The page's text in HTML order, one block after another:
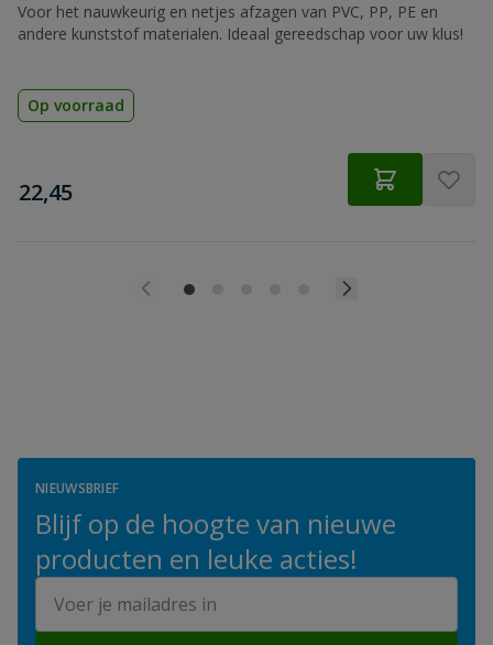
Voor het nauwkeurig en netjes afzagen van PVC, PP, PE en
andere kunststof materialen. Ideaal gereedschap voor uw klus!
Op voorraad
€
22,45
NIEUWSBRIEF
Blijf op de hoogte van nieuwe
producten en leuke acties!